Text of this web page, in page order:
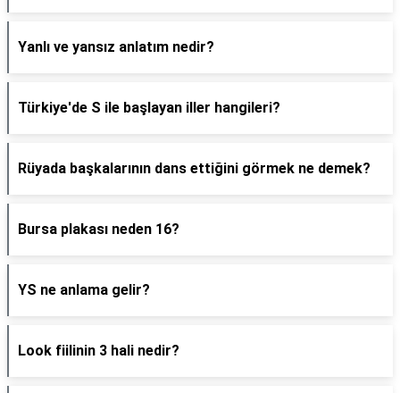
Yanlı ve yansız anlatım nedir?
Türkiye'de S ile başlayan iller hangileri?
Rüyada başkalarının dans ettiğini görmek ne demek?
Bursa plakası neden 16?
YS ne anlama gelir?
Look fiilinin 3 hali nedir?